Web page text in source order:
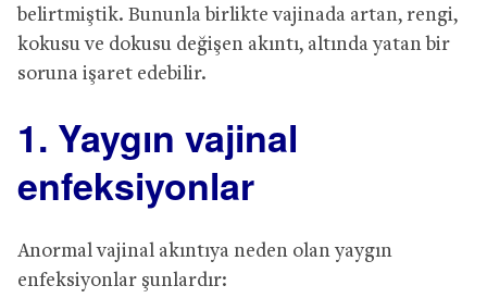
belirtmiştik. Bununla birlikte vajinada artan, rengi,
kokusu ve dokusu değişen akıntı, altında yatan bir
soruna işaret edebilir.
1. Yaygın vajinal
enfeksiyonlar
Anormal vajinal akıntıya neden olan yaygın
enfeksiyonlar şunlardır: